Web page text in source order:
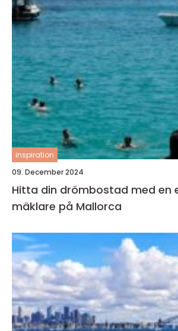
inspiration
09. December 2024
Hitta din drömbostad med en
mäklare på Mallorca